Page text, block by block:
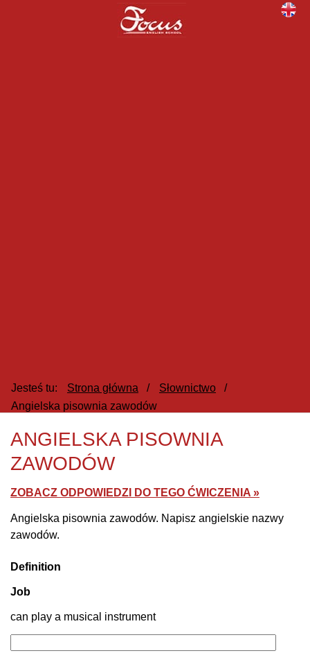
ANGIELSKA PISOWNIA
ZAWODÓW
ZOBACZ ODPOWIEDZI DO TEGO ĆWICZENIA »
Angielska pisownia zawodów. Napisz angielskie nazwy
zawodów.
Definition
Job
can play a musical instrument
Jesteś tu: Strona główna / Słownictwo
/
Angielska pisownia zawodów